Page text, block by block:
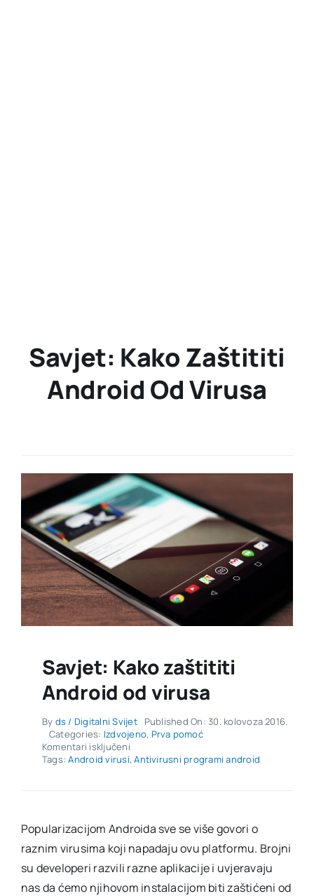
Savjet: Kako Zaštititi
Android Od Virusa
Savjet: Kako zaštititi
Android od virusa
By ds / Digitalni Svijet
Published On: 30. kolovoza 2016.
Categories: Izdvojeno, Prva pomoć
Komentari isključeniza
Savjet:
virusa
Tags:Android virusi,Antivirusni programi android
Popularizacijom Androida sve se više govori o
raznim virusima koji napadaju ovu platformu. Brojni
su developeri razvili razne aplikacije i uvjeravaju
nas da ćemo njihovom instalacijom biti zaštićeni od